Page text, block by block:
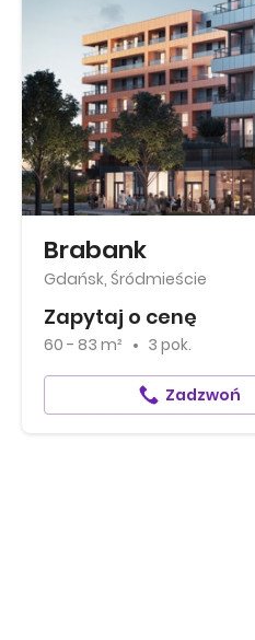
Brabank
Gdańsk, Śródmieście
Zapytaj o cenę
60 - 83 m² 3 pok.
Zadzwoń